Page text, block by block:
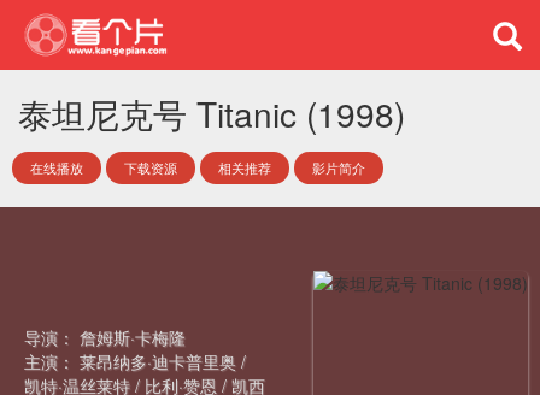
泰坦尼克号 Titanic (1998)
在线播放 下载资源 相关推荐 影片简介
导演： 詹姆斯·卡梅隆
主演： 莱昂纳多·迪卡普里奥 /
凯特·温丝莱特 / 比利·赞恩 /凯西